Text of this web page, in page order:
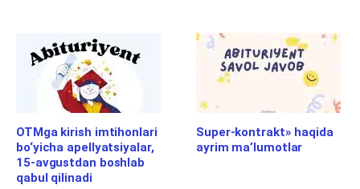
OTMga kirish imtihonlari
bo‘yicha apellyatsiyalar,
15-avgustdan boshlab
qabul qilinadi
Super-kontrakt» haqida
ayrim maʼlumotlar